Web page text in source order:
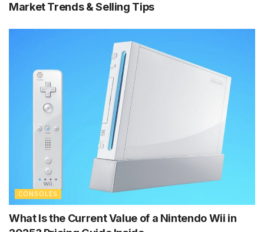
Market Trends & Selling Tips
CONSOLES
What Is the Current Value of a Nintendo Wii in